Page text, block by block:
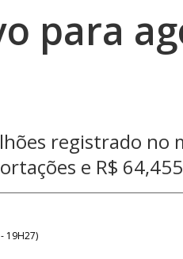
para
registrado no
e R$
19H27)